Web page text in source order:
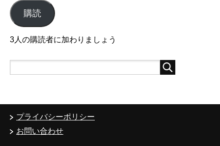
ル
ア
ド
レ
ス
購読
3人の購読者に加わりましょう
プライバシーポリシー
お問い合わせ